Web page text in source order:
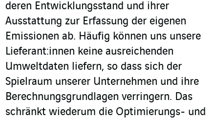
deren Entwicklungsstand und ihrer
Ausstattung zur Erfassung der eigenen
Emissionen ab. Häufig können uns unsere
Lieferant:innen keine ausreichenden
Umweltdaten liefern, so dass sich der
Spielraum unserer Unternehmen und ihre
Berechnungsgrundlagen verringern. Das
schränkt wiederum die Optimierungs- und